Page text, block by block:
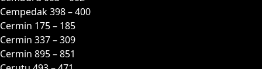
Cempedak 398 – 400
Cermin 175 – 185
Cermin 337 – 309
Cermin 895 – 851